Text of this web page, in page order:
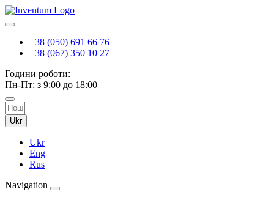
+38 (050) 691 66 76
+38 (067) 350 10 27
Години роботи:
Пн-Пт: з 9:00 до 18:00
Ukr
Ukr
Eng
Rus
Navigation